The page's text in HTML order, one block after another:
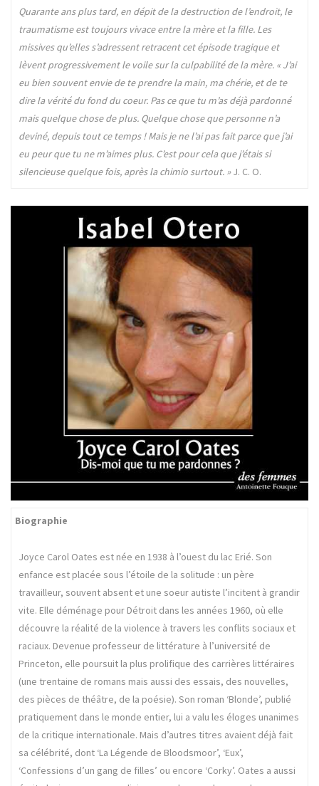
Quarante ans plus tard, en dépit de la destruction de l’endroit, le
traumatisme est toujours vivace entre la mère et la fille. Les
missives qu’elles s’adressent retracent cet épisode tragique et
lèvent progressivement le voile sur la culpabilité de la mère. « J’ai
eu bien souvent envie de te prendre la main, ma chérie, et de te
dire la vérité du fond du coeur. Pas ce que tu m’as déjà pardonné
mais quelque chose de plus. Quelque chose que personne n’a
deviné, depuis tout ce temps ! Mais je ne l’ai pas fait parce que j’ai
eu peur que tu ne m’aimes plus. C’est pour cela que j’étais si
silencieuse quelque fois, après la chimio surtout. »J. C. O.
Biographie
Joyce Carol Oates est née en 1938 à l’ouest du lac Erié. Son
enfance est placée sous l’étoile de la solitude : un père
travailleur, souvent absent et une soeur autiste l’incitent à grandir
vite. Elle déménage pour Détroit dans les années 1960, où elle
découvre la réalité de la violence à travers les conflits sociaux et
raciaux. Devenue professeur de littérature à l’université de
Princeton, elle poursuit la plus prolifique des carrières littéraires
(une trentaine de romans mais aussi des essais, des nouvelles,
des pièces de théâtre, de la poésie). Son roman ‘Blonde’, publié
pratiquement dans le monde entier, lui a valu les éloges unanimes
de la critique internationale. Mais d’autres titres avaient déjà fait
sa célébrité, dont ‘La Légende de Bloodsmoor’, ‘Eux’,
‘Confessions d’un gang de filles’ ou encore ‘Corky’. Oates a aussi